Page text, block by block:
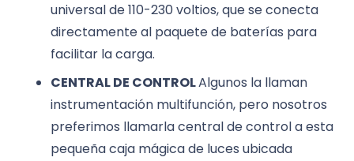
universal de 110-230 voltios, que se conecta
directamente al paquete de baterías para
facilitar la carga.
CENTRAL DE CONTROLAlgunos la llaman
instrumentación multifunción, pero nosotros
preferimos llamarla central de control a esta
pequeña caja mágica de luces ubicada